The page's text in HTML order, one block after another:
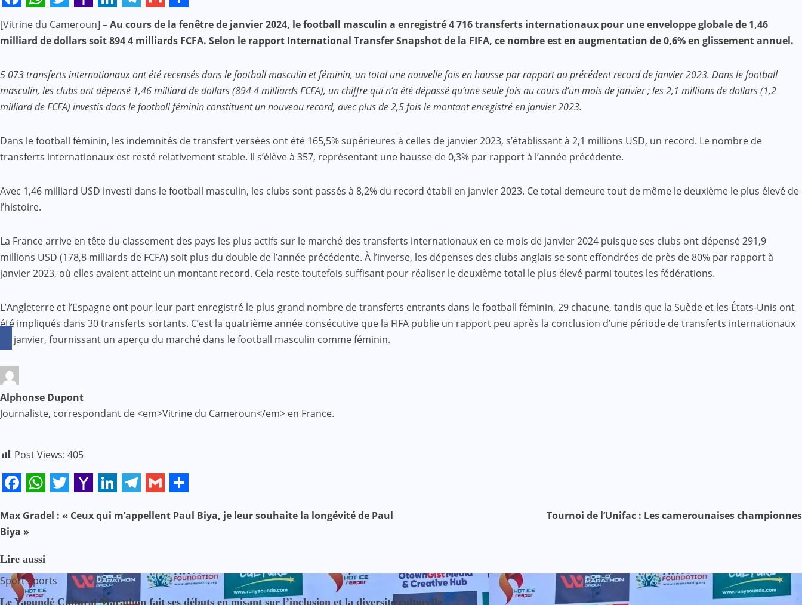
Facebook
WhatsApp
Twitter
Yahoo
Mail
LinkedIn
Telegram
Gmail
Share
[Vitrine du Cameroun] –Au cours de la fenêtre de janvier 2024, le football masculin a enregistré 4 716 transferts internationaux pour une enveloppe globale de 1,46
milliard de dollars soit 894 4 milliards FCFA. Selon le rapport International Transfer Snapshot de la FIFA, ce nombre est en augmentation de 0,6% en glissement annuel.
5 073 transferts internationaux ont été recensés dans le football masculin et féminin, un total une nouvelle fois en hausse par rapport au précédent record de janvier 2023. Dans le football
masculin, les clubs ont dépensé 1,46 milliard de dollars (894 4 milliards FCFA), un chiffre qui n’a été dépassé qu’une seule fois au cours d’un mois de janvier ; les 2,1 millions de dollars (1,2
milliard de FCFA) investis dans le football féminin constituent un nouveau record, avec plus de 2,5 fois le montant enregistré en janvier 2023.
Dans le football féminin, les indemnités de transfert versées ont été 165,5% supérieures à celles de janvier 2023, s’établissant à 2,1 millions USD, un record. Le nombre de
transferts internationaux est resté relativement stable. Il s’élève à 357, représentant une hausse de 0,3% par rapport à l’année précédente.
Avec 1,46 milliard USD investi dans le football masculin, les clubs sont passés à 8,2% du record établi en janvier 2023. Ce total demeure tout de même le deuxième le plus élevé de
l’histoire.
La France arrive en tête du classement des pays les plus actifs sur le marché des transferts internationaux en ce mois de janvier 2024 puisque ses clubs ont dépensé 291,9
millions USD (178,8 milliards de FCFA) soit plus du double de l’année précédente. À l’inverse, les dépenses des clubs anglais se sont effondrées de près de 80% par rapport à
janvier 2023, où elles avaient atteint un montant record. Cela reste toutefois suffisant pour réaliser le deuxième total le plus élevé parmi toutes les fédérations.
L’Angleterre et l’Espagne ont pour leur part enregistré le plus grand nombre de transferts entrants dans le football féminin, 29 chacune, tandis que la Suède et les États-Unis ont
été impliqués dans 30 transferts sortants. C’est la quatrième année consécutive que la FIFA publie un rapport peu après la conclusion d’une période de transferts internationaux
de janvier, fournissant un aperçu du marché dans le football masculin comme féminin.
Alphonse Dupont
Journaliste, correspondant de <em>Vitrine du Cameroun</em> en France.
Post Views: 405
Mail
N
v
i
Max Gradel : « Ceux qui m’appellent Paul Biya, je leur souhaite la longévité de Paul
Biya »
Tournoi de l’Unifac : Les camerounaises championnes
Lire aussi
SportSports
Le Yaoundé Cultural Marathon fait ses débuts en misant sur l’inclusion et la diversité culturelle